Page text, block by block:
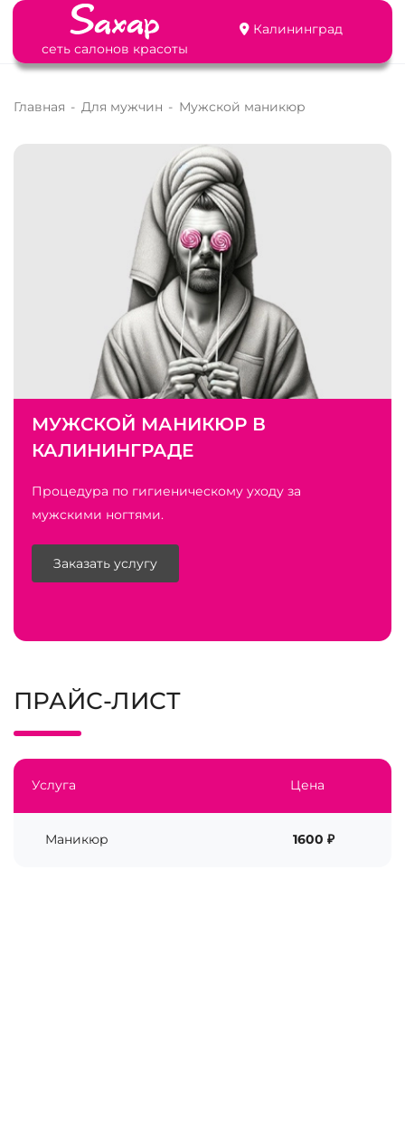
сеть салонов красоты
Калининград
Главная - Для мужчин - Мужской маникюр
МУЖСКОЙ МАНИКЮР В
КАЛИНИНГРАДЕ
Процедура по гигиеническому уходу за
мужскими ногтями.
Заказать услугу
ПРАЙС-ЛИСТ
Услуга Цена
Маникюр 1600 ₽